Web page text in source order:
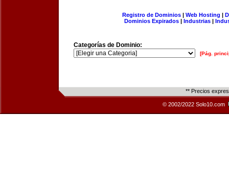
Registro de Dominios| Web Hosting |
Dominios Expirados | Industrias |
Categorías de Dominio:
[Pág.
** Precios
© 2002/2022 Solo10.com